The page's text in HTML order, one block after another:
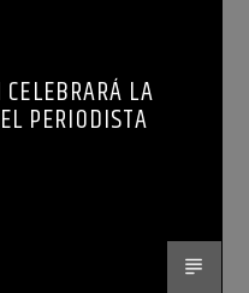
LA
PERIODISTA